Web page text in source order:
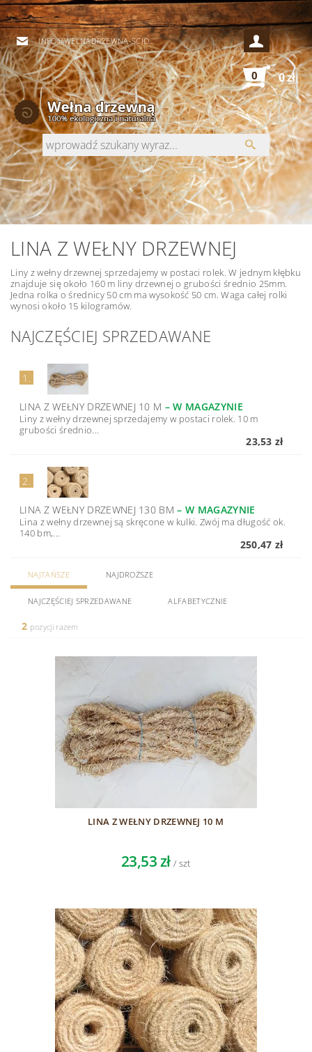
INFO@WELNADRZEWNA-SCIOLKI.PL
0 0 zł
LINA Z WEŁNY DRZEWNEJ
Liny z wełny drzewnej sprzedajemy w postaci rolek. W jednym kłębku
znajduje się około 160 m liny drzewnej o grubości średnio 25mm.
Jedna rolka o średnicy 50 cm ma wysokość 50 cm. Waga całej rolki
wynosi około 15 kilogramów.
NAJCZĘŚCIEJ SPRZEDAWANE
1.
LINA Z WEŁNY DRZEWNEJ 10 M –W MAGAZYNIE
Liny z wełny drzewnej sprzedajemy w postaci rolek. 10 m
grubości średnio...
23,53 zł
2.
LINA Z WEŁNY DRZEWNEJ 130 BM–W MAGAZYNIE
Lina z wełny drzewnej są skręcone w kulki. Zwój ma długość ok.
140 bm,...
250,47 zł
NAJTAŃSZE NAJDROŻSZE
NAJCZĘŚCIEJ SPRZEDAWANE ALFABETYCZNIE
2 pozycji razem
LINA Z WEŁNY DRZEWNEJ 10 M
23,53 zł / szt